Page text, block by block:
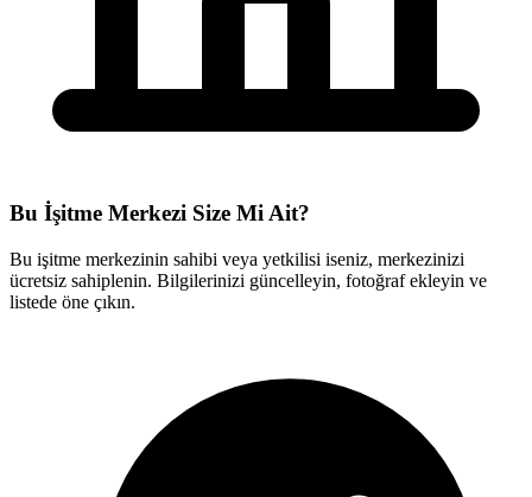
Bu İşitme Merkezi Size Mi Ait?
Bu işitme merkezinin sahibi veya yetkilisi iseniz, merkezinizi
ücretsiz sahiplenin. Bilgilerinizi güncelleyin, fotoğraf ekleyin ve
listede öne çıkın.